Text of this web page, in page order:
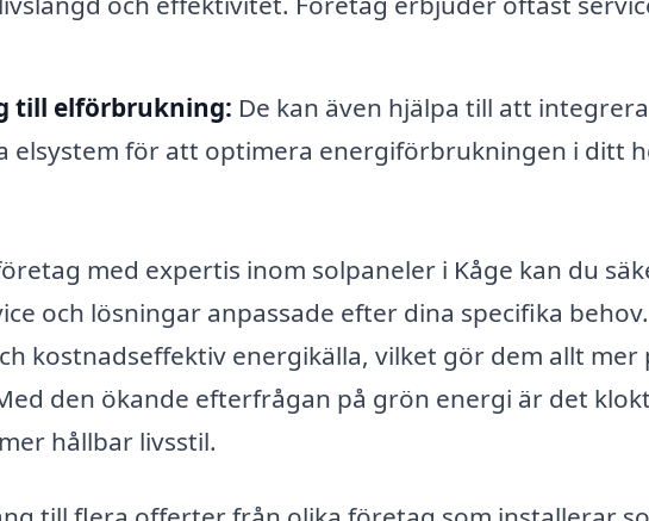
till elförbrukning: De kan även hjälpa till att
elsystem för att optimera energiförbrukningen i ditt
med expertis inom solpaneler i Kåge kan du
och lösningar anpassade efter dina specifika
kostnadseffektiv energikälla, vilket gör dem allt mer
den ökande efterfrågan på grön energi är det
hållbar livsstil.